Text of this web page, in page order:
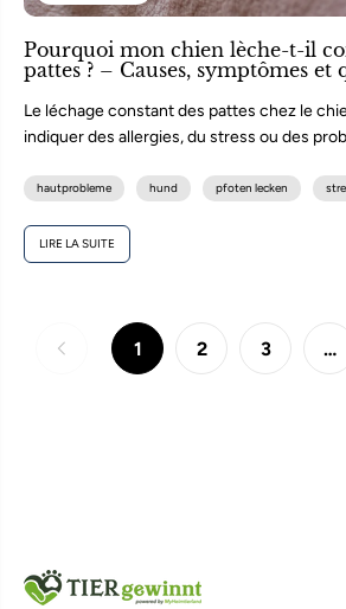
Pourquoi mon chien lèche-t-il
pattes ? – Causes, symptômes et
Le léchage constant des pattes chez le
indiquer des allergies, du stress ou des
hautprobleme hund pfoten lecken
LIRE LA SUITE
1 2 3 …